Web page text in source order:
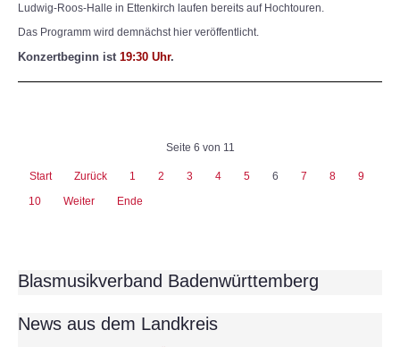
Ludwig-Roos-Halle in Ettenkirch laufen bereits auf Hochtouren.
Das Programm wird demnächst hier veröffentlicht.
Konzertbeginn ist 19:30 Uhr.
Seite 6 von 11
Start Zurück 1 2 3 4 5 6 7 8
9
10
Weiter Ende
Blasmusikverband Badenwürttemberg
News aus dem Landkreis